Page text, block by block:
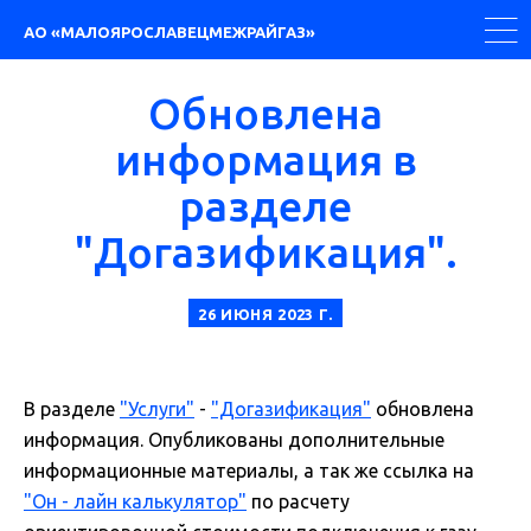
АО «МАЛОЯРОСЛАВЕЦМЕЖРАЙГАЗ»
Обновлена
информация в
разделе
"Догазификация".
26 ИЮНЯ 2023 Г.
К ПУБЛИКАЦИЯМ
В разделе "Услуги" - "Догазификация" обновлена
информация. Опубликованы дополнительные
информационные материалы, а так же ссылка на
"Он - лайн калькулятор" по расчету
Услуги
Подключение к газовой сети
Догазификация
Расчет максимального
часового расхода газа
Личный кабинет
Уставные документы
Раскрытие информации
Документы, распоряжения
Документы по услугам
Лицензии